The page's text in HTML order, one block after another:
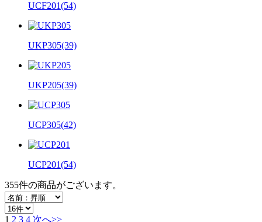
UCF201(54)
UKP305(39)
UKP205(39)
UCP305(42)
UCP201(54)
355件の商品がございます。
1 2 3 4 次へ>>